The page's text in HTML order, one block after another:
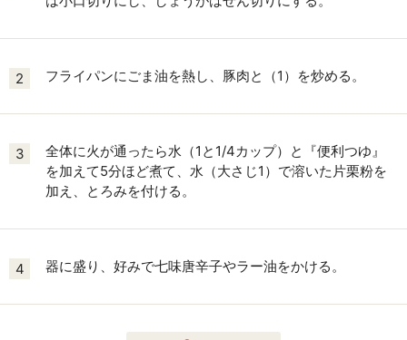
2 フライパンにごま油を熱し、豚肉と（1）を炒める。
3
全体に火が通ったら水（1と1/4カップ）と『便利つゆ』
を加えて5分ほど煮て、水（大さじ1）で溶いた片栗粉を
加え、とろみを付ける。
4 器に盛り、好みで七味唐辛子やラー油をかける。